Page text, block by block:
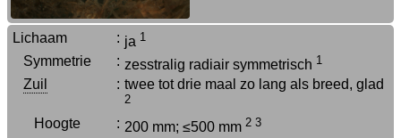
Lichaam : ja 1
Symmetrie : zesstralig radiair symmetrisch 1
Zuil : twee tot drie maal zo lang als breed, glad
2
Hoogte : 200 mm; ≤500 mm 2 3